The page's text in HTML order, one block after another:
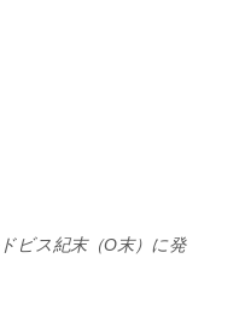
ビス紀末（O末）に発